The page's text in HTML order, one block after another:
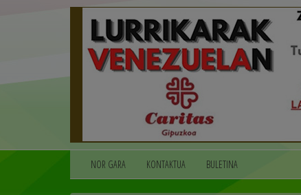
NOR GARA KONTAKTUA BULETINA